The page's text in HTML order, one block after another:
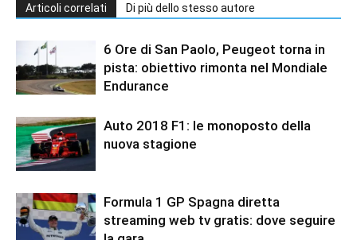
Articoli correlati Di più dello stesso autore
6 Ore di San Paolo, Peugeot torna in
pista: obiettivo rimonta nel Mondiale
Endurance
Auto 2018 F1: le monoposto della
nuova stagione
Formula 1 GP Spagna diretta
streaming web tv gratis: dove seguire